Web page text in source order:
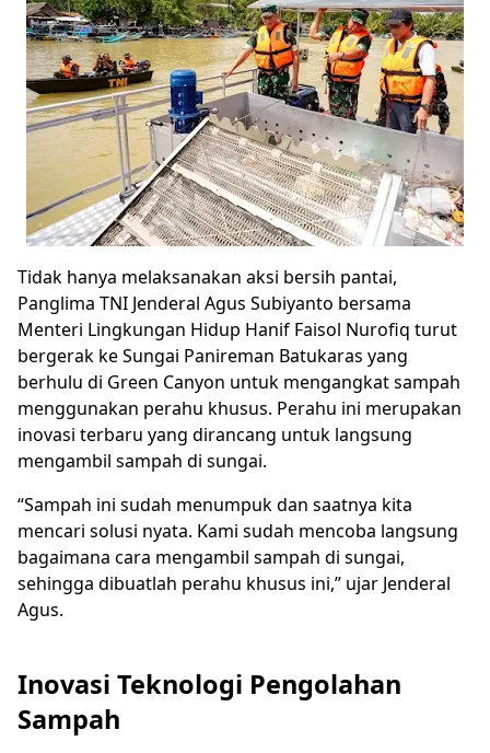
Tidak hanya melaksanakan aksi bersih pantai,
Panglima TNI Jenderal Agus Subiyanto bersama
Menteri Lingkungan Hidup Hanif Faisol Nurofiq turut
bergerak ke Sungai Panireman Batukaras yang
berhulu di Green Canyon untuk mengangkat sampah
menggunakan perahu khusus. Perahu ini merupakan
inovasi terbaru yang dirancang untuk langsung
mengambil sampah di sungai.
“Sampah ini sudah menumpuk dan saatnya kita
mencari solusi nyata. Kami sudah mencoba langsung
bagaimana cara mengambil sampah di sungai,
sehingga dibuatlah perahu khusus ini,” ujar Jenderal
Agus.
Inovasi Teknologi Pengolahan
Sampah